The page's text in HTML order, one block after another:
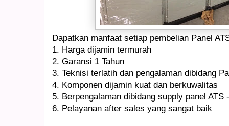
Dapatkan manfaat setiap pembelian Panel
1. Harga dijamin termurah
2. Garansi 1 Tahun
3. Teknisi terlatih dan pengalaman dibidang
4. Komponen dijamin kuat dan berkuwalitas
5. Berpengalaman dibidang supply panel ATS
6. Pelayanan after sales yang sangat baik